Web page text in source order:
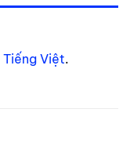
Tiếng Việt.